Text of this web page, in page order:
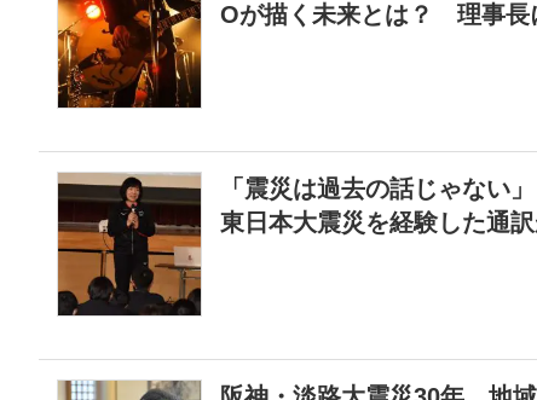
Oが描く未来とは？ 理事長
「震災は過去の話じゃない
東日本大震災を経験した通